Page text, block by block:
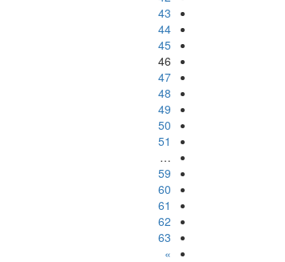
43
44
45
46
47
48
49
50
51
…
59
60
61
62
63
»